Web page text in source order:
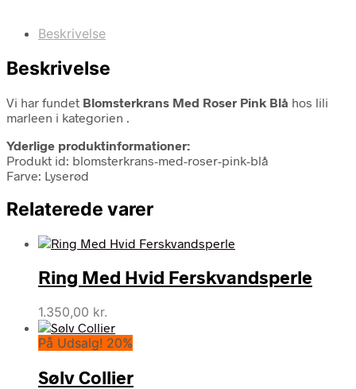
Beskrivelse
Beskrivelse
Vi har fundet Blomsterkrans Med Roser Pink Blå hos lili
marleen i kategorien .
Yderlige produktinformationer:
Produkt id: blomsterkrans-med-roser-pink-blå
Farve: Lyserød
Relaterede varer
Ring Med Hvid Ferskvandsperle
1.350,00 kr.
På Udsalg! 20%
Sølv Collier